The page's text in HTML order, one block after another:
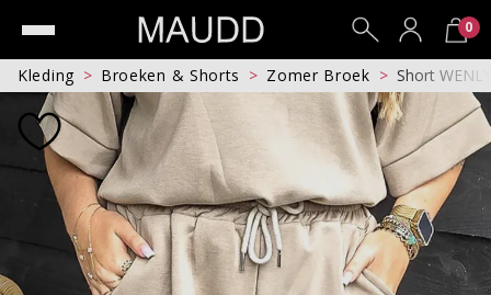
0
Kleding Broeken & Shorts Zomer Broek Short